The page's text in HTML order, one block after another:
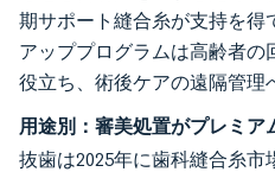
期サポート縫合糸が支持を得
アッププログラムは高齢者の
役立ち、術後ケアの遠隔管理
用途別：審美処置がプレミア
抜歯は2025年に歯科縫合糸市